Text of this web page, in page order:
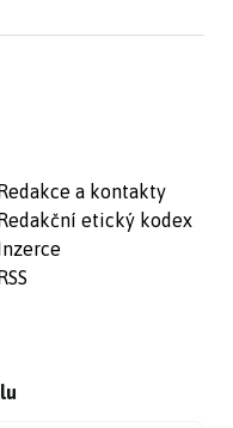
a kontakty
etický kodex